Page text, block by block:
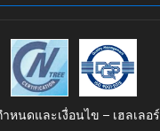
หนดและเงื่อนไข – เฮลเลอร์